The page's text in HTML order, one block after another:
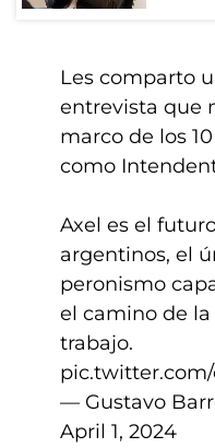
Les comparto
entrevista que
marco de los
como
Axel es el
argentinos, el
peronismo
el camino de
trabajo.
— Gustavo
April 1, 2024